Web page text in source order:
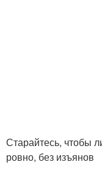
Старайтесь, чтобы
ровно, без изъянов